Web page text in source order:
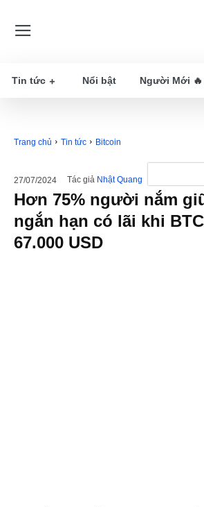
Tin tức Nổi bật Người Mới 🔥
Trang chủ Tin tức Bitcoin
27/07/2024 Tác giả Nhật Quang
Hơn 75% người nắm
ngắn hạn có lãi khi
67.000 USD